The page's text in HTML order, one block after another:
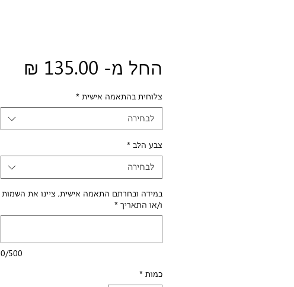
החל מ- 135.00 ₪
צלוחית בהתאמה אישית *
לבחירה
צבע הלב *
לבחירה
במידה ובחרתם התאמה אישית, ציינו את השמות
ו/או התאריך *
0/500
כמות *